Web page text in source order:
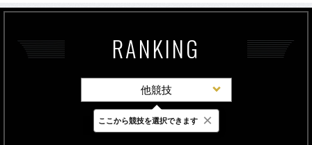
RANKING
他競技
最新 24時間 週間
ここから競技を選択できます ×